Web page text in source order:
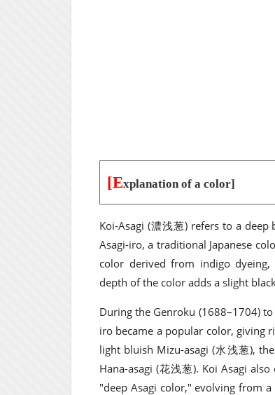
[Explanation of a color]
Koi-Asagi (濃浅葱) refers to a
Asagi-iro, a traditional Japanese
color derived from indigo
depth of the color adds a slight
During the Genroku (1688–1704)
iro became a popular color, giving
light bluish Mizu-asagi (水浅葱),
Hana-asagi (花浅葱). Koi Asagi
"deep Asagi color," evolving from